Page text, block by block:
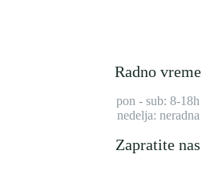
Radno vreme
pon - sub: 8-18h
nedelja: neradna
Zapratite nas